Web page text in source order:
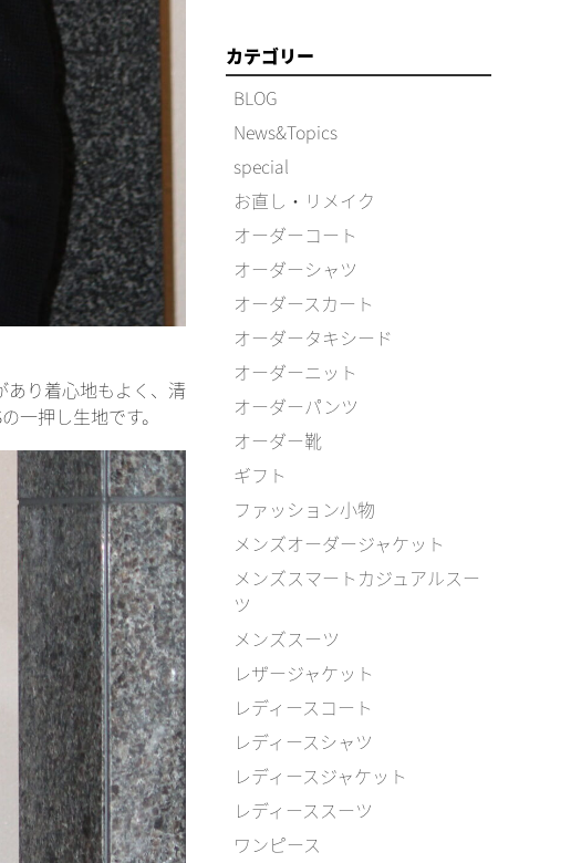
あり着心地もよく、清
一押し生地です。
カテゴリー
BLOG
News&Topics
special
お直し・リメイク
オーダーコート
オーダーシャツ
オーダースカート
オーダータキシード
オーダーニット
オーダーパンツ
オーダー靴
ギフト
ファッション小物
メンズオーダージャケット
メンズスマートカジュアルスー
ツ
メンズスーツ
レザージャケット
レディースコート
レディースシャツ
レディースジャケット
レディーススーツ
ワンピース